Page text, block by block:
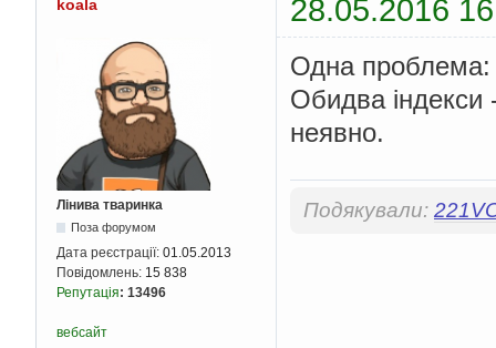
koala 28.05.2016
Лінива тваринка
Поза форумом
Дата реєстрації: 01.05.2013
Повідомлень: 15 838
Репутація: 13496
Одна проблема:
Обидва індекси
неявно.
Подякували:
вебсайт